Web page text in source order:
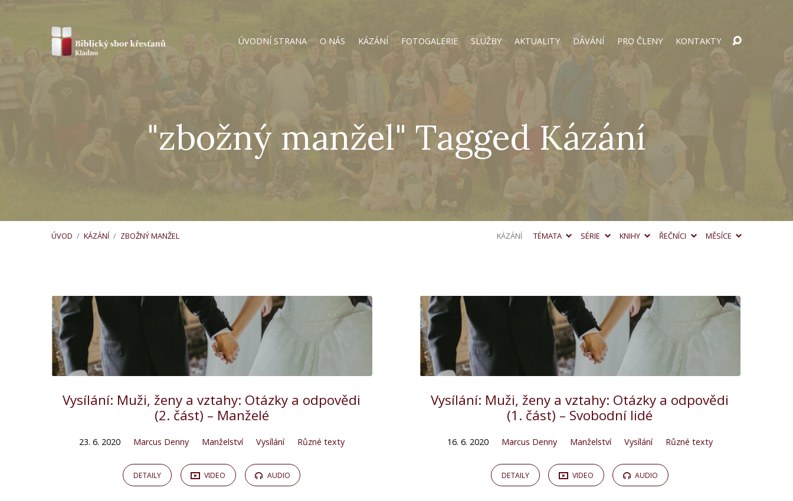
ÚVODNÍ STRANA O NÁS KÁZÁNÍ FOTOGALERIE SLUŽBY AKTUALITY DÁVÁNÍ PRO ČLENY KONTAKTY
"zbožný manžel" Tagged Kázání
ÚVOD / KÁZÁNÍ / ZBOŽNÝ MANŽEL KÁZÁNÍ TÉMATA SÉRIE KNIHY ŘEČNÍCI MĚSÍCE
"zbožný
manžel"
Tagged
Kázání
Vysílání: Muži, ženy a vztahy: Otázky a odpovědi
(2. část) – Manželé
23. 6. 2020 Marcus Denny Manželství Vysílání Různé texty
DETAILY VIDEO AUDIO
Vysílání: Muži, ženy a vztahy: Otázky a odpovědi
(1. část) – Svobodní lidé
16. 6. 2020 Marcus Denny Manželství Vysílání Různé texty
DETAILY VIDEO AUDIO